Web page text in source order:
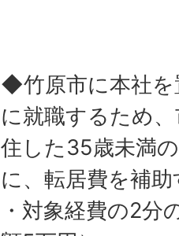
◆竹原市に本社を
に就職するため
住した35歳未満
に、転居費を補
・対象経費の2分